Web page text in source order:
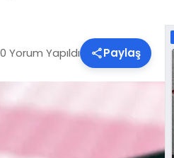
0 Yorum Yapıldı Paylaş